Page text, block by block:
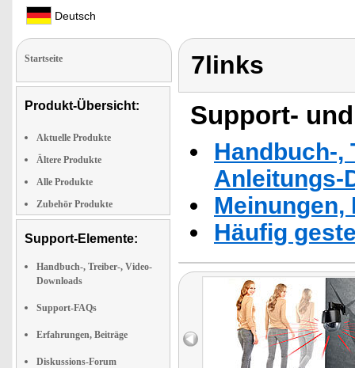
Deutsch
Startseite
Produkt-Übersicht:
Aktuelle Produkte
Ältere Produkte
Alle Produkte
Zubehör Produkte
Support-Elemente:
Handbuch-, Treiber-, Video-
Downloads
Support-FAQs
Erfahrungen, Beiträge
Diskussions-Forum
7links
Support-
Handbuch-,
Anleitungs-
Häufig